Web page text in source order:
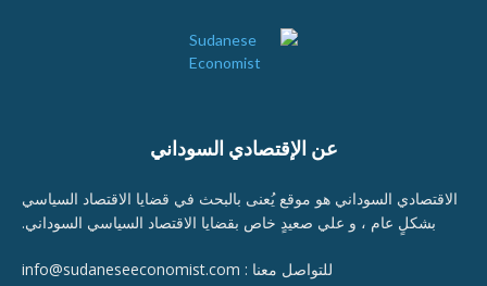
عن الإقتصادي السوداني
الاقتصادي السوداني هو موقع يُعنى بالبحث في قضايا الاقتصاد السياسي
بشكلٍ عام ، و علي صعيدٍ خاص بقضايا الاقتصاد السياسي السوداني.
للتواصل معنا : info@sudaneseeconomist.com